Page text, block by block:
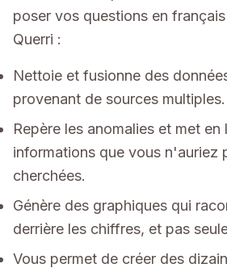
poser vos questions en
Querri :
Nettoie et fusionne des
provenant de sources multiples.
Repère les anomalies et met en
informations que vous n'auriez
cherchées.
Génère des graphiques qui
derrière les chiffres, et pas
Vous permet de créer des